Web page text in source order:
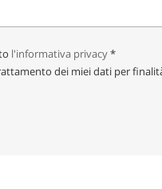
l'informativa privacy*
dei miei dati per